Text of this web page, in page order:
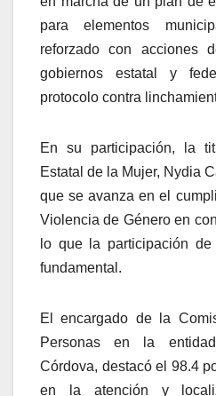
para elementos
reforzado con acciones
gobiernos estatal y
protocolo contra
En su participación, la
Estatal de la Mujer, Nydia
que se avanza en el
Violencia de Género en
lo que la participación
fundamental.
El encargado de la
Personas en la
Córdova, destacó el 98.4
en la atención y